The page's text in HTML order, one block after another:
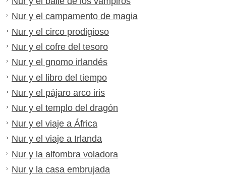
Nur y el campamento de magia
Nur y el circo prodigioso
Nur y el cofre del tesoro
Nur y el gnomo irlandés
Nur y el libro del tiempo
Nur y el pájaro arco iris
Nur y el templo del dragón
Nur y el viaje a África
Nur y el viaje a Irlanda
Nur y la alfombra voladora
Nur y la casa embrujada